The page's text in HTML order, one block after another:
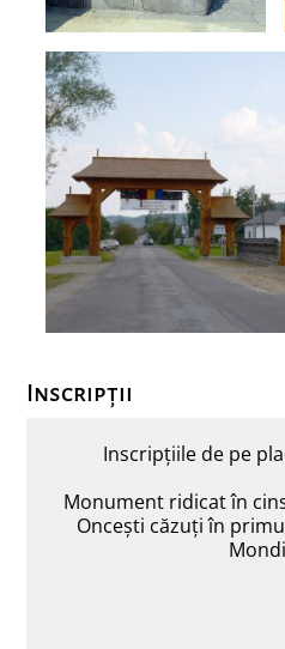
Inscripții
Inscripțiile de pe
Monument ridicat în
Oncești căzuți în